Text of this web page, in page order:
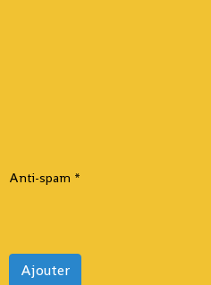
Anti-spam
Ajouter